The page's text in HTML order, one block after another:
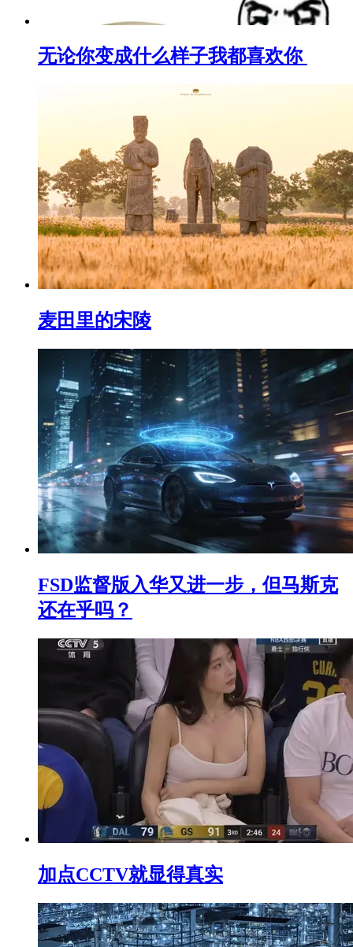
无论你变成什么样子我都喜欢你 ​​​
麦田里的宋陵
FSD监督版入华又进一步，但马斯克
还在乎吗？
加点CCTV就显得真实